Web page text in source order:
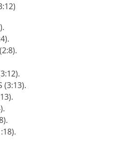
(3:13).